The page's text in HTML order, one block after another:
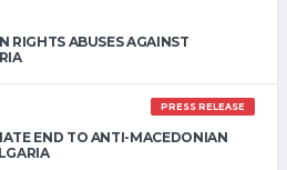
RIGHTS ABUSES AGAINST
PRESS RELEASE
END TO ANTI-MACEDONIAN